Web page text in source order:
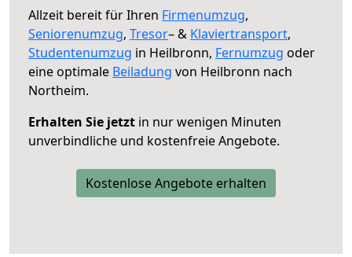
Allzeit bereit für Ihren Firmenumzug,
Seniorenumzug, Tresor– & Klaviertransport,
Studentenumzug in Heilbronn, Fernumzug oder
eine optimale Beiladung von Heilbronn nach
Northeim.
Erhalten Sie jetzt in nur wenigen Minuten
unverbindliche und kostenfreie Angebote.
Kostenlose Angebote erhalten